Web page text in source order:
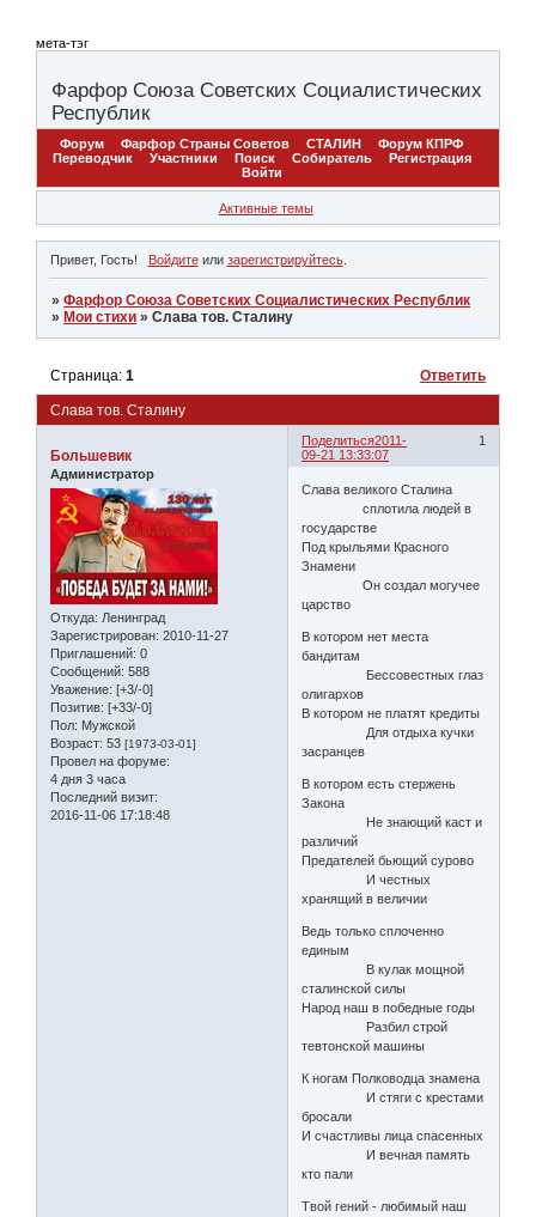
мета-тэг
Фарфор Союза Советских Социалистических
Республик
Форум Фарфор Страны Советов СТАЛИН
Форум КПРФ
Переводчик
Участники Поиск Собиратель
Регистрация
Войти
Активные темы
Привет, Гость! Войдитеили зарегистрируйтесь.
»Фарфор Союза Советских Социалистических Республик
» Мои стихи »Слава тов. Сталину
Слава тов. Сталину
Страница:1 Ответить
Поделиться 1
2011-
09-21 13:33:07
Большевик
Администратор
Откуда: Ленинград
Зарегистрирован: 2010-11-27
Приглашений: 0
Сообщений: 588
Уважение: [+3/-0]
Позитив: [+33/-0]
Пол: Мужской
Возраст: 53 [1973-03-01]
Провел на форуме:
4 дня 3 часа
Последний визит:
2016-11-06 17:18:48
Слава великого Сталина
сплотила людей в
государстве
Под крыльями Красного
Знамени
Он создал могучее
царство
В котором нет места
бандитам
Бессовестных глаз
олигархов
В котором не платят кредиты
Для отдыха кучки
засранцев
В котором есть стержень
Закона
Не знающий каст и
различий
Предателей бьющий сурово
И честных
хранящий в величии
Ведь только сплоченно
единым
В кулак мощной
сталинской силы
Народ наш в победные годы
Разбил строй
тевтонской машины
К ногам Полководца знамена
И стяги с крестами
бросали
И счастливы лица спасенных
И вечная память
кто пали
Твой гений - любимый наш